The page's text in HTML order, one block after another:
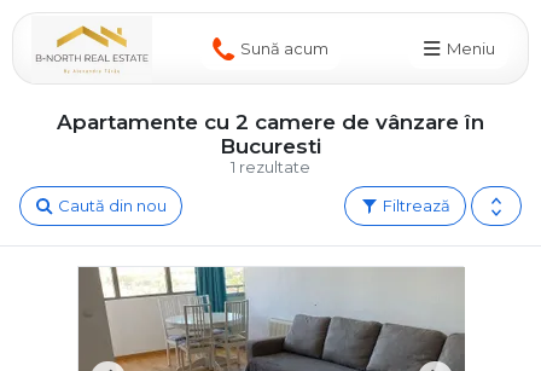
Sună acum Meniu
1 rezultate
Apartamente cu 2 camere de vânzare în
Bucuresti
Filtrează
Caută din nou